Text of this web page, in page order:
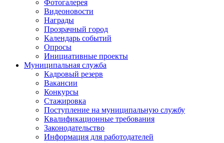
Фотогалерея
Видеоновости
Награды
Прозрачный город
Календарь событий
Опросы
Инициативные проекты
Муниципальная служба
Кадровый резерв
Вакансии
Конкурсы
Стажировка
Поступление на муниципальную службу
Квалификационные требования
Законодательство
Информация для работодателей